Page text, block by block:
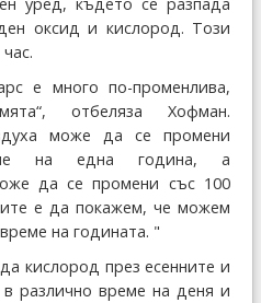
оксид и кислород. Този
е много по-променлива,
отбеляза Хофман.
може да се промени
на една година, а
да се промени със 100
е да покажем, че можем
на годината. "
кислород през есенните и
различно време на деня и